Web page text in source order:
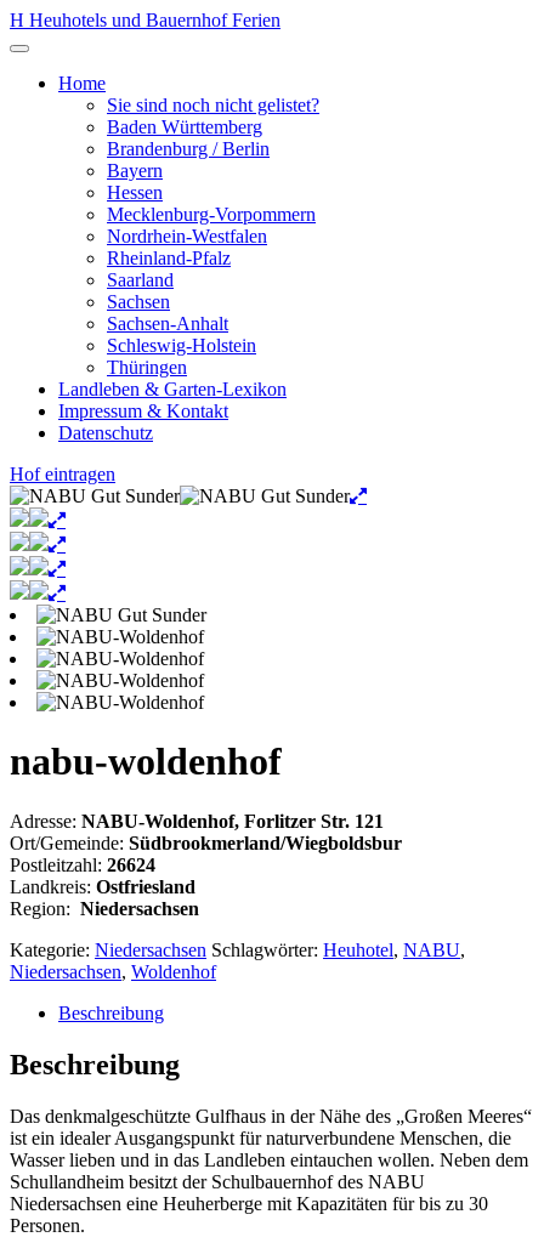
Zum
Inhalt
H Heuhotels und Bauernhof Ferien
Menü
öffnenHome
Sie sind noch nicht gelistet?
Baden Württemberg
Brandenburg / Berlin
Bayern
Hessen
Mecklenburg-Vorpommern
Nordrhein-Westfalen
Rheinland-Pfalz
Saarland
Sachsen
Sachsen-Anhalt
Schleswig-Holstein
Thüringen
Landleben & Garten-Lexikon
Impressum & Kontakt
Datenschutz
Hof eintragen
nabu-woldenhof
Adresse: NABU-Woldenhof, Forlitzer Str. 121
Ort/Gemeinde: Südbrookmerland/Wiegboldsbur
Postleitzahl: 26624
Landkreis: Ostfriesland
Region: Niedersachsen
Kategorie: Niedersachsen Schlagwörter: Heuhotel, NABU,
Niedersachsen, Woldenhof
Beschreibung
Beschreibung
Das denkmalgeschützte Gulfhaus in der Nähe des „Großen Meeres“
ist ein idealer Ausgangspunkt für naturverbundene Menschen, die
Wasser lieben und in das Landleben eintauchen wollen. Neben dem
Schullandheim besitzt der Schulbauernhof des NABU
Niedersachsen eine Heuherberge mit Kapazitäten für bis zu 30
Personen.